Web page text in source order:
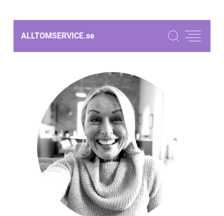
ALLTOMSERVICE.se